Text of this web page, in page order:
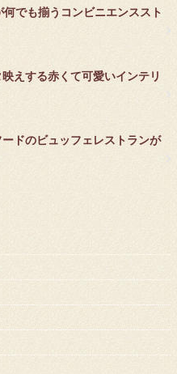
でも揃うコンビニエンススト
えする赤くて可愛いインテリ
ドのビュッフェレストランが